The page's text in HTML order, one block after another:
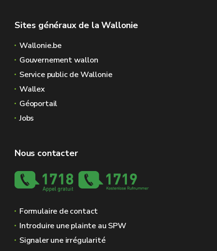
Sites généraux de la Wallonie
Wallonie.be
Gouvernement wallon
Service public de Wallonie
Wallex
Géoportail
Jobs
Nous contacter
Formulaire de contact
Introduire une plainte au SPW
Signaler une irrégularité